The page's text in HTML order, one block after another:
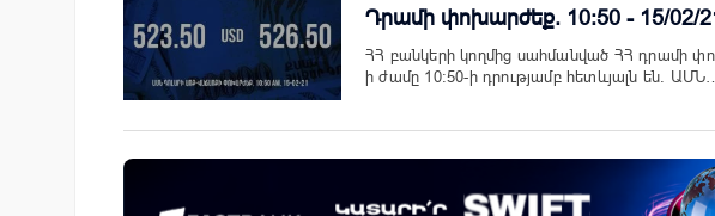
Դրամի փոխարժեք. 10:50 - 15/02/
ՀՀ բանկերի կողմից սահմանված ՀՀ դրամի
ի ժամը 10:50-ի դրությամբ հետևյալն են. ԱՄՆ…